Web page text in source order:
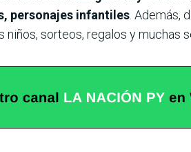
personajes infantiles. Además,
sorteos, regalos y muchas